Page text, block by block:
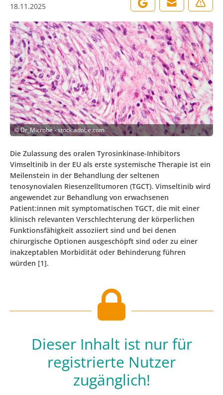
18.11.2025
©Dr_Microbe - stock.adobe.com
Die Zulassung des oralen Tyrosinkinase-Inhibitors
Vimseltinib in der EU als erste systemische Therapie ist ein
Meilenstein in der Behandlung der seltenen
tenosynovialen Riesenzelltumoren (TGCT). Vimseltinib wird
angewendet zur Behandlung von erwachsenen
Patient:innen mit symptomatischen TGCT, die mit einer
klinisch relevanten Verschlechterung der körperlichen
Funktionsfähigkeit assoziiert sind und bei denen
chirurgische Optionen ausgeschöpft sind oder zu einer
inakzeptablen Morbidität oder Behinderung führen
würden [1].
Dieser Inhalt ist nur für
registrierte Nutzer
zugänglich!